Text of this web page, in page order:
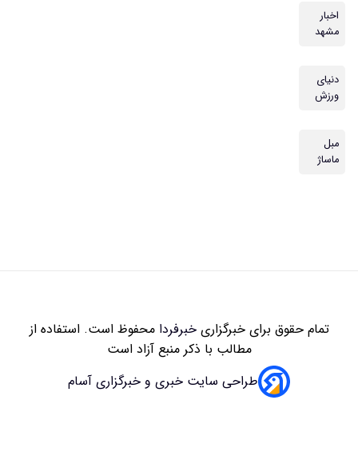
اخبار
مشهد
دنیای
ورزش
مبل
ماساژ
تمام حقوق برای خبرگزاریخبرفردامحفوظ است. استفاده از
مطالب با ذکر منبع آزاد است
طراحی سایت خبری و خبرگزاری آسام